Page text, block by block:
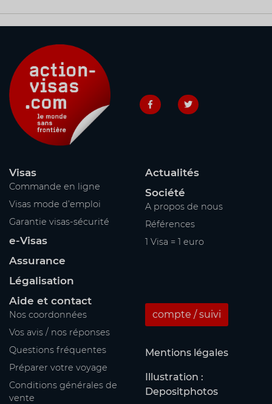
Visas
Commande en ligne
Visas mode d’emploi
Garantie visas-sécurité
e-Visas
Assurance
Légalisation
Actualités
Société
A propos de nous
Références
1 Visa = 1 euro
Aide et contact
Nos coordonnées
Vos avis / nos réponses
Questions fréquentes
Préparer votre voyage
Conditions générales de
vente
compte / suivi
Mentions légales
Illustration :
Depositphotos